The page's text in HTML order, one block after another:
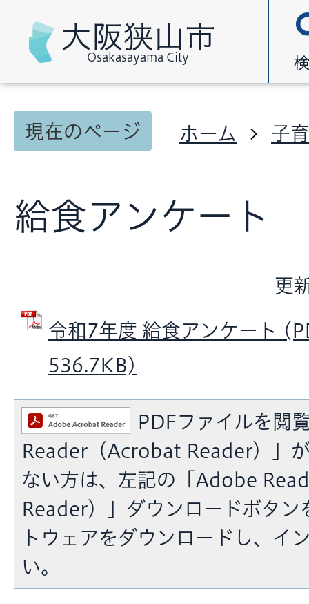
大阪狭山市
Osakasayama City
現在のページ ホーム 子
給食アンケート
更
令和7年度 給食アンケート
536.7KB)
PDFファイルを閲
Reader（Acrobat Reader）」
ない方は、左記の「Adobe
Reader）」ダウンロードボタン
トウェアをダウンロードし、イ
い。